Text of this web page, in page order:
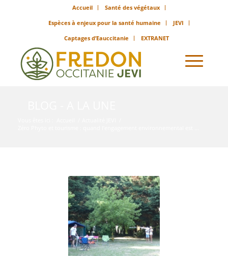
Accueil
Santé des végétaux
Espèces à enjeux pour la santé humaine
JEVI
Captages d’Eauccitanie
EXTRANET